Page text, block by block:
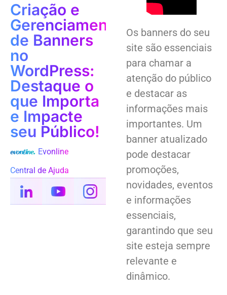
Criação e
Gerenciamento
de Banners
no
WordPress:
Destaque o
que Importa
e Impacte
seu Público!
Evonline
Central de Ajuda
Os banners do seu
site são essenciais
para chamar a
atenção do público
e destacar as
informações mais
importantes. Um
banner atualizado
pode destacar
promoções,
novidades, eventos
e informações
essenciais,
garantindo que seu
site esteja sempre
relevante e
dinâmico.